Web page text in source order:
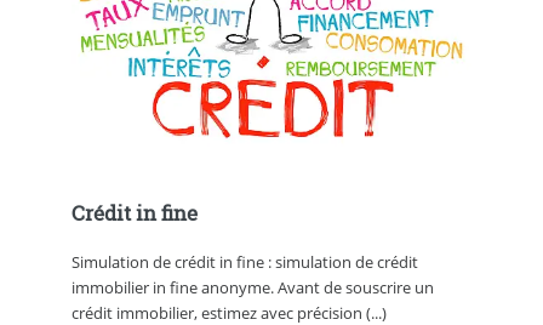
Crédit in fine
Simulation de crédit in fine : simulation de crédit
immobilier in fine anonyme. Avant de souscrire un
crédit immobilier, estimez avec précision (...)